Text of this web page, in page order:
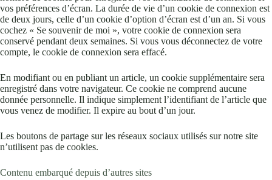
vos préférences d’écran. La durée de vie d’un cookie de connexion est
de deux jours, celle d’un cookie d’option d’écran est d’un an. Si vous
cochez « Se souvenir de moi », votre cookie de connexion sera
conservé pendant deux semaines. Si vous vous déconnectez de votre
compte, le cookie de connexion sera effacé.
En modifiant ou en publiant un article, un cookie supplémentaire sera
enregistré dans votre navigateur. Ce cookie ne comprend aucune
donnée personnelle. Il indique simplement l’identifiant de l’article que
vous venez de modifier. Il expire au bout d’un jour.
Les boutons de partage sur les réseaux sociaux utilisés sur notre site
n’utilisent pas de cookies.
Contenu embarqué depuis d’autres sites